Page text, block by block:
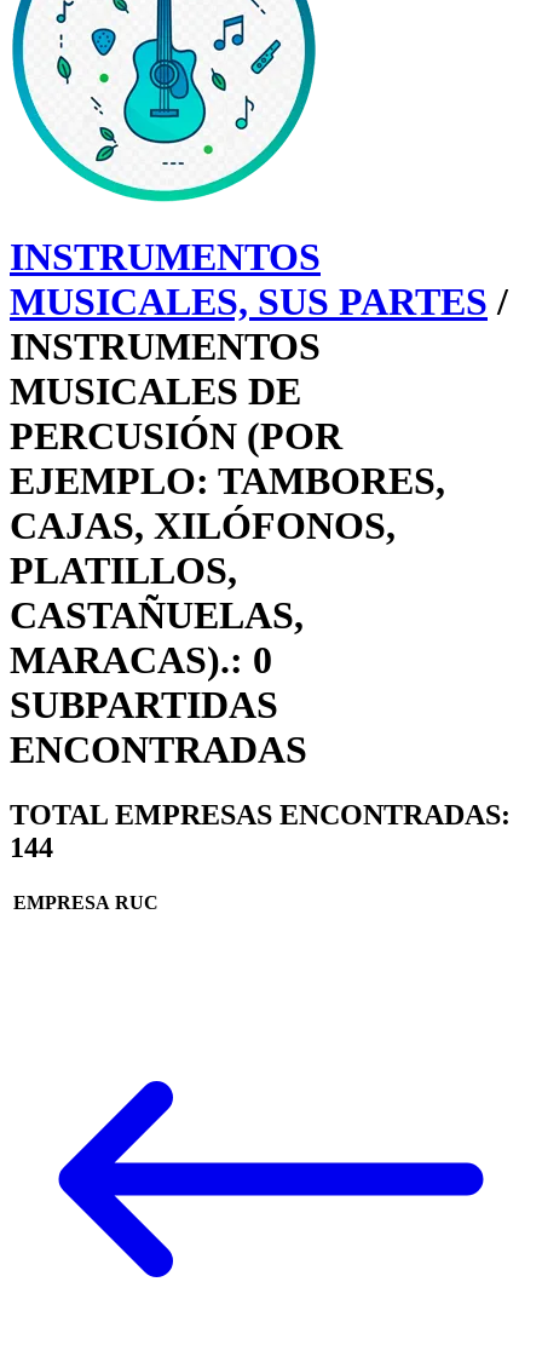
INSTRUMENTOS
MUSICALES, SUS PARTES /
INSTRUMENTOS
MUSICALES DE
PERCUSIÓN (POR
EJEMPLO: TAMBORES,
CAJAS, XILÓFONOS,
PLATILLOS,
CASTAÑUELAS,
MARACAS).: 0
SUBPARTIDAS
ENCONTRADAS
TOTAL EMPRESAS ENCONTRADAS:
144
EMPRESA RUC